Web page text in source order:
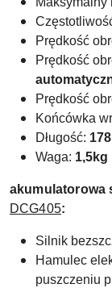
Prędkość
Prędkość
Prędkość
Końcówka
Długość:
Waga: 1,5kg
akumulatorowa
DCG405:
Silnik
Hamulec
puszczeniu